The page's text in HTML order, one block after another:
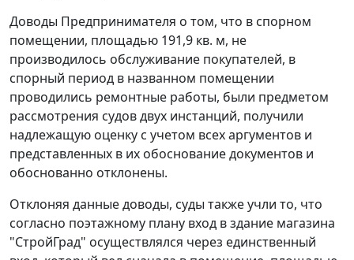
Доводы Предпринимателя о том, что в спорном
помещении, площадью 191,9 кв. м, не
производилось обслуживание покупателей, в
спорный период в названном помещении
проводились ремонтные работы, были предметом
рассмотрения судов двух инстанций, получили
надлежащую оценку с учетом всех аргументов и
представленных в их обоснование документов и
обоснованно отклонены.
Отклоняя данные доводы, суды также учли то, что
согласно поэтажному плану вход в здание магазина
"СтройГрад" осуществлялся через единственный